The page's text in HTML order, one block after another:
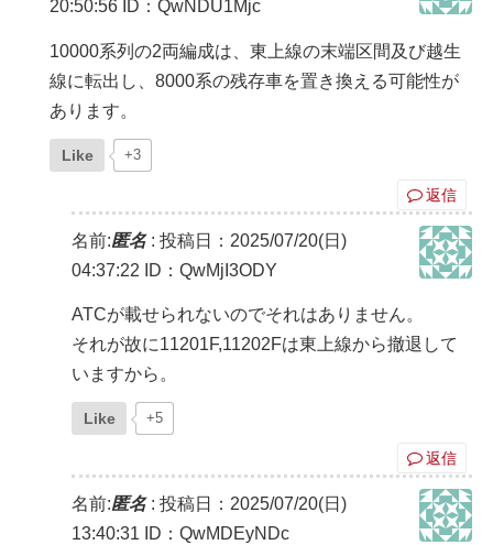
20:50:56 ID：QwNDU1Mjc
10000系列の2両編成は、東上線の末端区間及び越生
線に転出し、8000系の残存車を置き換える可能性が
あります。
Like +3
返信
名前:匿名: 投稿日：2025/07/20(日)
04:37:22
ID：QwMjI3ODY
ATCが載せられないのでそれはありません。
それが故に11201F,11202Fは東上線から撤退して
いますから。
Like +5
返信
名前:匿名: 投稿日：2025/07/20(日)
13:40:31
ID：QwMDEyNDc